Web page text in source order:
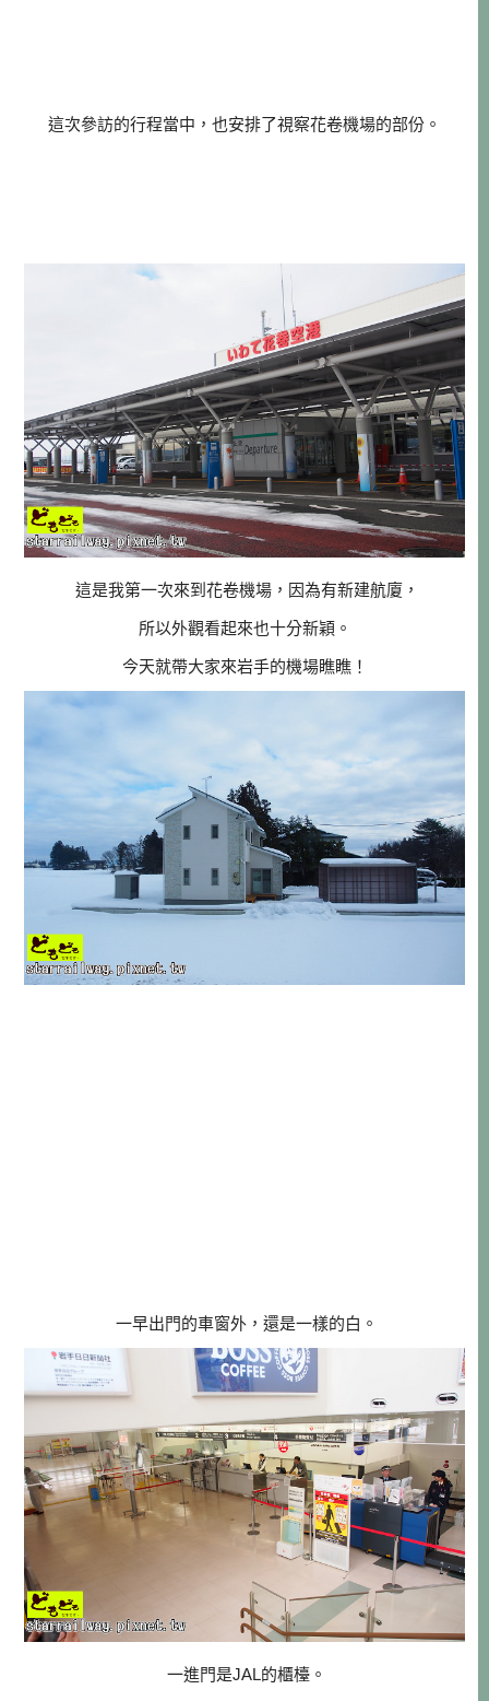
這次參訪的行程當中，也安排了視察花卷機場的部份。
這是我第一次來到花卷機場，因為有新建航廈，
所以外觀看起來也十分新穎。
今天就帶大家來岩手的機場瞧瞧！
一早出門的車窗外，還是一樣的白。
一進門是JAL的櫃檯。